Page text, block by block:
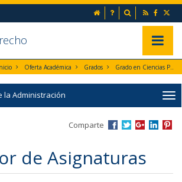
de la página (alt + s)
la página (alt + c)
(alt + p)
(alt + u)
inicio Preguntas
Buscador
Oferta Académica Grados Grado en Ciencias Políticas y de la Administración
la Administración
Comparte
de Asignaturas